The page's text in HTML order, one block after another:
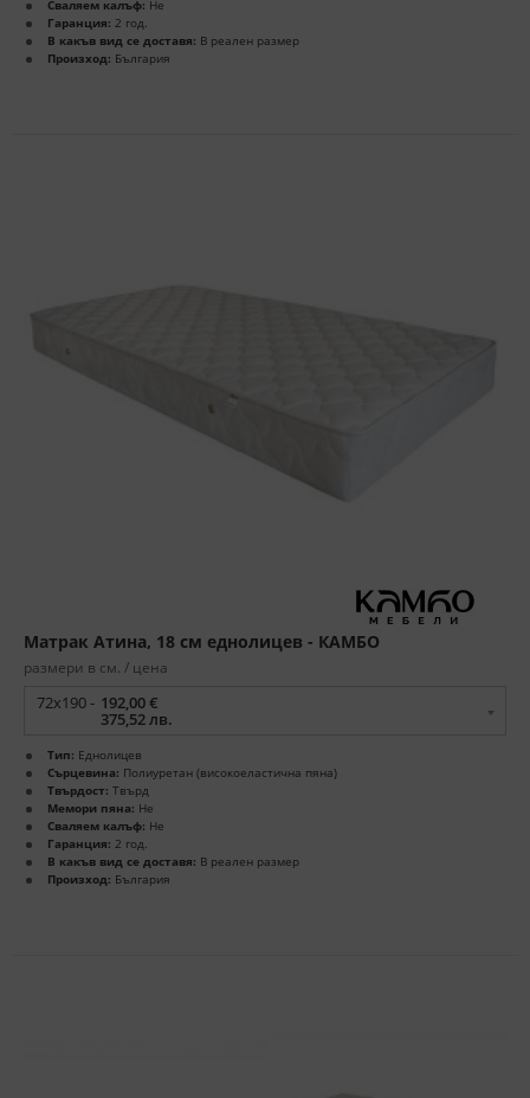
Сваляем калъф: Не
Гаранция: 2 год.
В какъв вид се доставя: В реален размер
Произход: България
Матрак Атина, 18 см еднолицев - КАМБО
размери в см. / цена
72x190 - 192,00 €
375,52 лв.
Тип: Еднолицев
Сърцевина: Полиуретан (високоеластична пяна)
Твърдост: Твърд
Мемори пяна: Не
Сваляем калъф: Не
Гаранция: 2 год.
В какъв вид се доставя: В реален размер
Произход: България